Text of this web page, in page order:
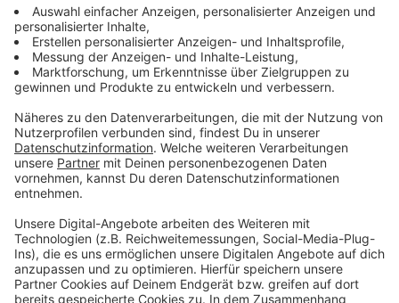
Der Telenotarzt soll einmal rund um die Uhr die Arbeit
der Sanitäter unterstützen. Er kann live zugeschaltet
mit dem Patienten aufnehmen. Das System läuft zum
Beispiel schon in der Region rund um Aachen. Bei uns
machen neben dem Kreis Wesel drei weitere Städte
und zwei weitere Kreise mit. Als Standort für die
vorgesehen. Die Zentrale soll anfangs testweise und
in zeitlich begrenztem Umfang in Betrieb gehen. Läuft
alles nach Plan, soll sie dann immer weiter ausgebaut
werden.